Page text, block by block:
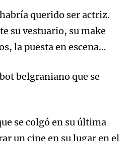
habría querido ser actriz.
su vestuario, su make
la puesta en escena…
belgraniano que se
se colgó en su última
un cine en su lugar en el